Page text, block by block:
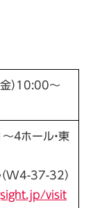
）10:00～
4ホール・東
W4-37-32）
visit